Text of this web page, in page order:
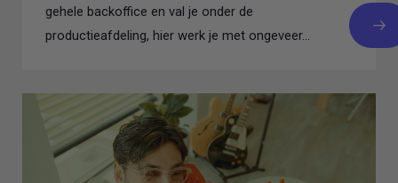
gehele backoffice en val je onder de
productieafdeling, hier werk je met ongeveer...